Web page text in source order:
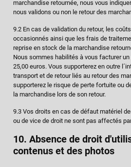
marchandise retournée, nous vous
nous validons ou non le retour des
9.2 En cas de validation du retour, les
occasionnés ainsi que les frais de
reprise en stock de la marchandise
Nous sommes habilités à vous facturer
25,00 euros. Vous supporterez en outre
transport et de retour liés au retour des
supporterez le risque de perte fortuite ou
la marchandise lors de son retour.
9.3 Vos droits en cas de défaut matériel
ou de vice de droit ne sont pas affectés
10. Absence de droit
contenus et des photos